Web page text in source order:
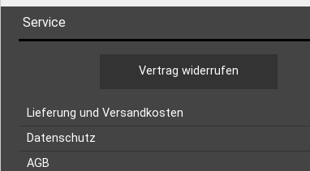
Service
Vertrag widerrufen
Lieferung und Versandkosten
Datenschutz
AGB